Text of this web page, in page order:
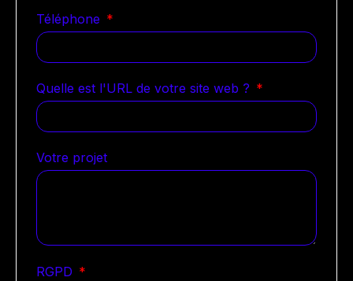
Téléphone
Quelle est l'URL de votre site web ?
Votre projet
RGPD